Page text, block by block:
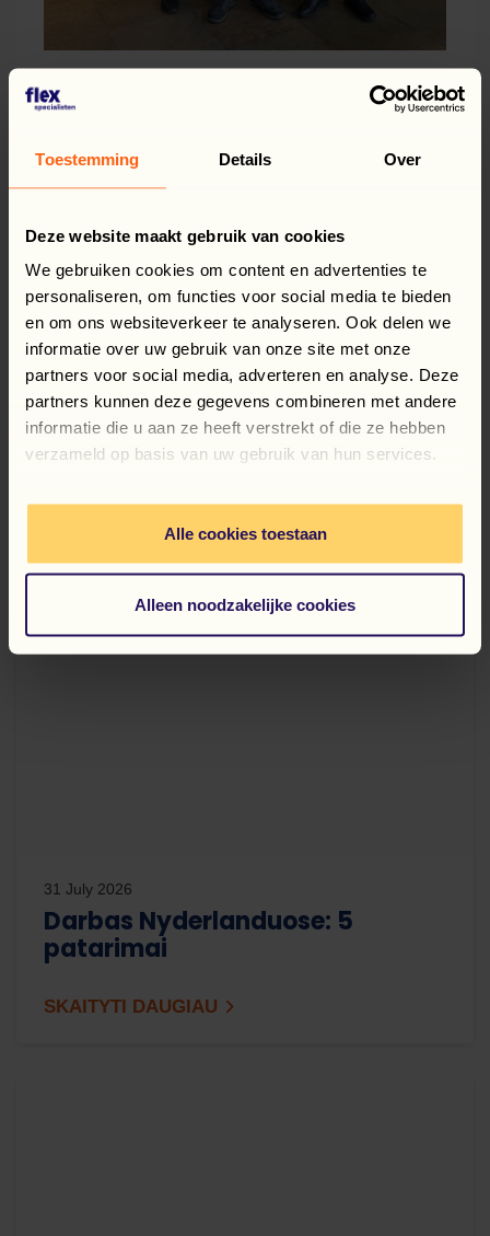
Toestemming Details Over
Deze website maakt gebruik van cookies
We gebruiken cookies om content en advertenties te
personaliseren, om functies voor social media te bieden
en om ons websiteverkeer te analyseren. Ook delen we
informatie over uw gebruik van onze site met onze
partners voor social media, adverteren en analyse. Deze
partners kunnen deze gegevens combineren met andere
informatie die u aan ze heeft verstrekt of die ze hebben
verzameld op basis van uw gebruik van hun services.
Alle cookies toestaan
Alleen noodzakelijke cookies
Dalytis šiuo pranešimu: LinkedInWhatsApp
X
Naujienos, atnaujinimai ir dar daugiau
SUSIJĘPRANEŠIMAI
31 July 2026
Darbas Nyderlanduose: 5
patarimai
SKAITYTI DAUGIAU